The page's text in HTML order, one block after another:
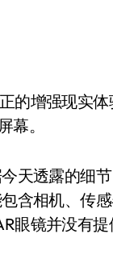
幕。
天透露的细
含相机、传
眼镜并没有